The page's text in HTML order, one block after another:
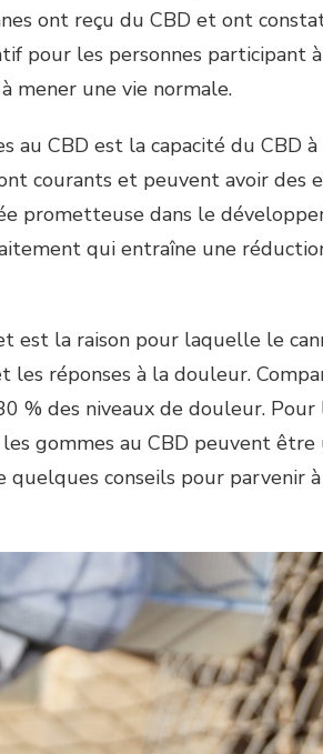
ont reçu du CBD et ont
pour les personnes participant à
mener une vie normale.
CBD est la capacité du CBD à
courants et peuvent avoir des
prometteuse dans le
qui entraîne une
est la raison pour laquelle le
réponses à la douleur.
% des niveaux de douleur. Pour
gommes au CBD peuvent être
quelques conseils pour parvenir